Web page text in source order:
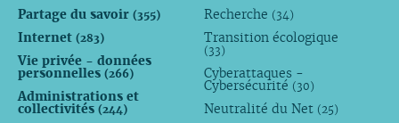
Partage du savoir (355)
Internet (283)
Vie privée - données
personnelles (266)
Administrations et
collectivités (244)
Recherche (34)
Transition écologique
(33)
Cyberattaques -
Cybersécurité (30)
Neutralité du Net (25)